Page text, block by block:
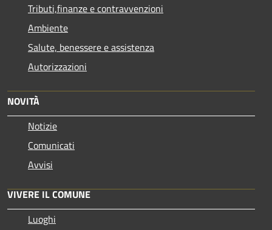
Tributi,finanze e contravvenzioni
Ambiente
Salute, benessere e assistenza
Autorizzazioni
NOVITÀ
Notizie
Comunicati
Avvisi
VIVERE IL COMUNE
Luoghi